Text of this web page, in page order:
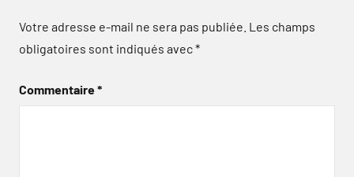
Votre adresse e-mail ne sera pas publiée. Les champs
obligatoires sont indiqués avec*
Commentaire*